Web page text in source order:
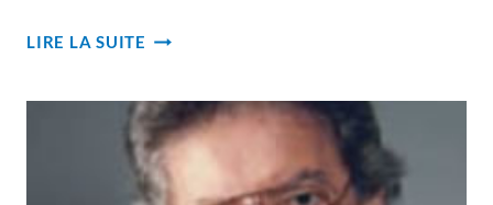
LIRE LA SUITE FUNÉRAILLES
PAUL
POULIN
–
HOMÉLIE